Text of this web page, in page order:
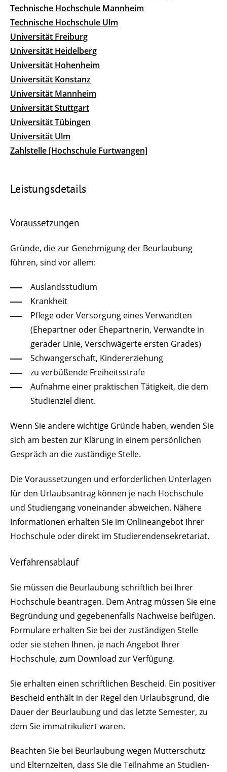
Technische Hochschule Mannheim
Technische Hochschule Ulm
Universität Freiburg
Universität Heidelberg
Universität Hohenheim
Universität Konstanz
Universität Mannheim
Universität Stuttgart
Universität Tübingen
Universität Ulm
Zahlstelle [Hochschule Furtwangen]
Leistungsdetails
Voraussetzungen
Gründe, die zur Genehmigung der Beurlaubung
führen, sind vor allem:
Auslandsstudium
Krankheit
Pflege oder Versorgung eines Verwandten
(Ehepartner oder Ehepartnerin, Verwandte in
gerader Linie, Verschwägerte ersten Grades)
Schwangerschaft, Kindererziehung
zu verbüßende Freiheitsstrafe
Aufnahme einer praktischen Tätigkeit, die dem
Studienziel dient.
Wenn Sie andere wichtige Gründe haben, wenden Sie
sich am besten zur Klärung in einem persönlichen
Gespräch an die zuständige Stelle.
Die Voraussetzungen und erforderlichen Unterlagen
für den Urlaubsantrag können je nach Hochschule
und Studiengang voneinander abweichen. Nähere
Informationen erhalten Sie im Onlineangebot Ihrer
Hochschule oder direkt im Studierendensekretariat.
Verfahrensablauf
Sie müssen die Beurlaubung schriftlich bei Ihrer
Hochschule beantragen. Dem Antrag müssen Sie eine
Begründung und gegebenenfalls Nachweise beifügen.
Formulare erhalten Sie bei der zuständigen Stelle
oder sie stehen Ihnen, je nach Angebot Ihrer
Hochschule, zum Download zur Verfügung.
Sie erhalten einen schriftlichen Bescheid. Ein positiver
Bescheid enthält in der Regel den Urlaubsgrund, die
Dauer der Beurlaubung und das letzte Semester, zu
dem Sie immatrikuliert waren.
Beachten Sie bei Beurlaubung wegen Mutterschutz
und Elternzeiten, dass Sie die Teilnahme an Studien-